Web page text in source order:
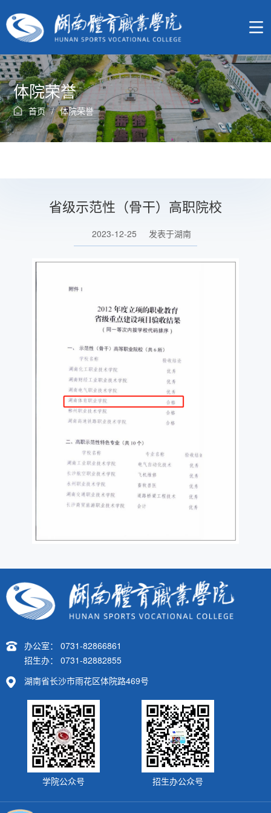
体院荣誉
首页 / 体院荣誉
省级示范性（骨干）高职院校
2023-12-25 发表于湖南
办公室： 0731-82866861
招生办： 0731-82882855
湖南省长沙市雨花区体院路469号
学院公众号 招生办公众号